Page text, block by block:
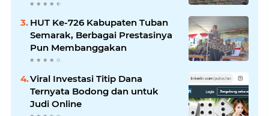
Kebijakan Tepat Sasaran
HUT Ke-726 Kabupaten Tuban
Semarak, Berbagai Prestasinya
Pun Membanggakan
Viral Investasi Titip Dana
Ternyata Bodong dan untuk
Judi Online